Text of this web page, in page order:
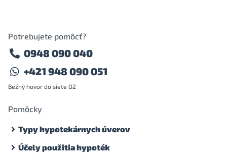
Potrebujete pomôcť?
0948 090 040
+421 948 090 051
Bežný hovor do siete O2
Pomôcky
Typy hypotekárnych úverov
Účely použitia hypoték